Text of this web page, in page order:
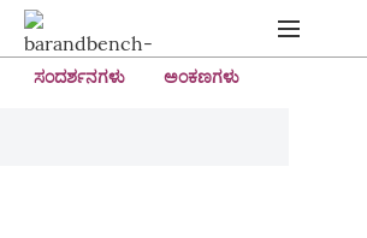
ಸಂದರ್ಶನಗಳು ಅಂಕಣಗಳು